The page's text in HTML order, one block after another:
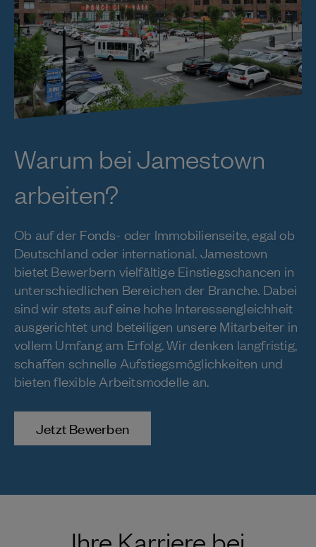
Warum bei Jamestown
arbeiten?
Ob auf der Fonds- oder Immobilienseite, egal ob
Deutschland oder international. Jamestown
bietet Bewerbern vielfältige Einstiegschancen in
unterschiedlichen Bereichen der Branche. Dabei
sind wir stets auf eine hohe Interessengleichheit
ausgerichtet und beteiligen unsere Mitarbeiter in
vollem Umfang am Erfolg. Wir denken langfristig,
schaffen schnelle Aufstiegsmöglichkeiten und
bieten flexible Arbeitsmodelle an.
Jetzt Bewerben
Ihre Karriere bei